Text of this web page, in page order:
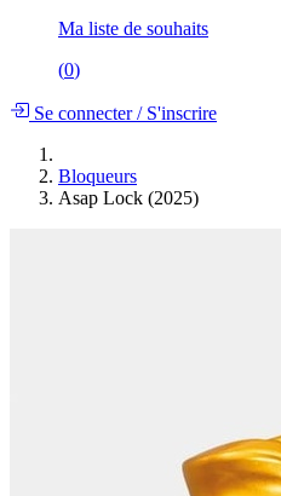
Ma liste de souhaits
(0)
Se connecter/S'inscrire
Bloqueurs
Asap Lock (2025)